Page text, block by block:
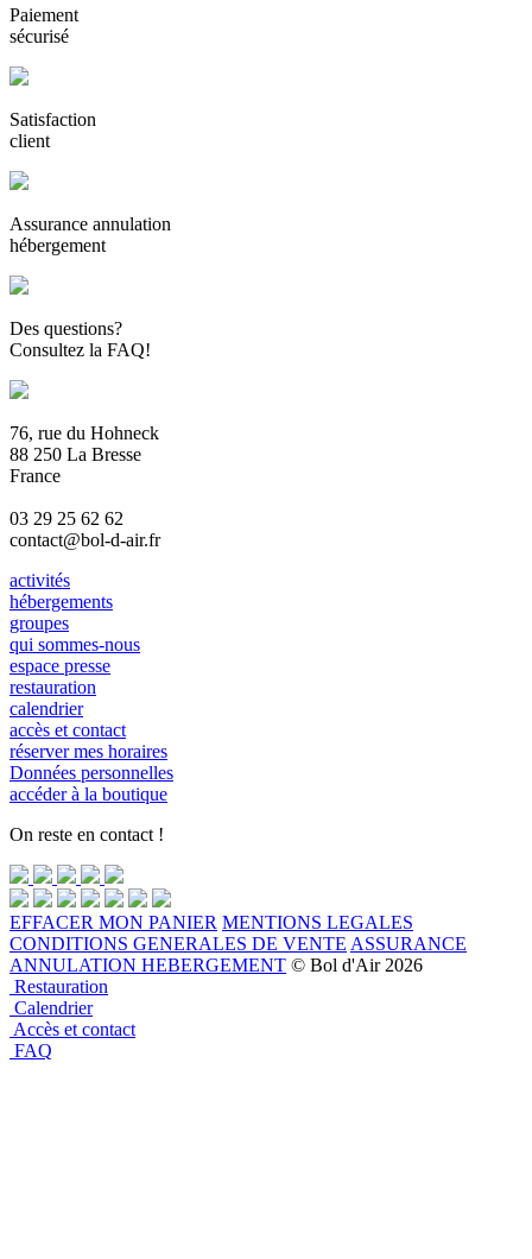
Paiement
sécurisé
Satisfaction
client
Assurance annulation
hébergement
Des questions?
Consultez la FAQ!
76, rue du Hohneck
88 250 La Bresse
France
03 29 25 62 62
contact@bol-d-air.fr
activités
hébergements
groupes
qui sommes-nous
espace presse
restauration
calendrier
accès et contact
réserver mes horaires
Données personnelles
accéder à la boutique
On reste en contact !
EFFACER MON PANIER MENTIONS LEGALES
CONDITIONS GENERALES DE VENTE ASSURANCE
ANNULATION HEBERGEMENT © Bol d'Air 2026
Restauration
Calendrier
Accès et contact
FAQ